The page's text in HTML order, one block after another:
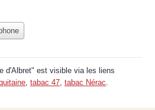
d'Albret" est visible via les liens
tabac 47 tabac Nérac